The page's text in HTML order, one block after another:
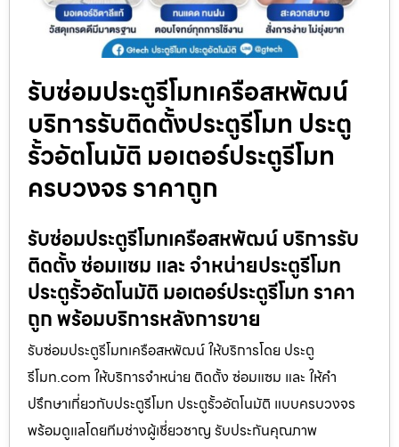
รับซ่อมประตูรีโมทเครือสหพัฒน์
บริการรับติดตั้งประตูรีโมท ประตู
รั้วอัตโนมัติ มอเตอร์ประตูรีโมท
ครบวงจร ราคาถูก
รับซ่อมประตูรีโมทเครือสหพัฒน์ บริการรับ
ติดตั้ง ซ่อมแซม และ จำหน่ายประตูรีโมท
ประตูรั้วอัตโนมัติ มอเตอร์ประตูรีโมท ราคา
ถูก พร้อมบริการหลังการขาย
รับซ่อมประตูรีโมทเครือสหพัฒน์ ให้บริการโดย ประตู
รีโมท.com ให้บริการจำหน่าย ติดตั้ง ซ่อมแซม และ ให้คำ
ปรึกษาเกี่ยวกับประตูรีโมท ประตูรั้วอัตโนมัติ แบบครบวงจร
พร้อมดูแลโดยทีมช่างผู้เชี่ยวชาญ รับประกันคุณภาพ